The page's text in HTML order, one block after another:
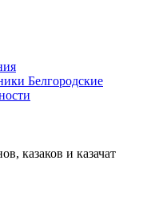
Белгородские